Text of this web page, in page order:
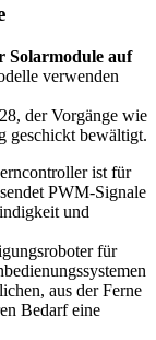
Solarmodule auf
verwenden
der Vorgänge wie
geschickt bewältigt.
ist für
PWM-Signale
und
für
aus der Ferne
Bedarf eine